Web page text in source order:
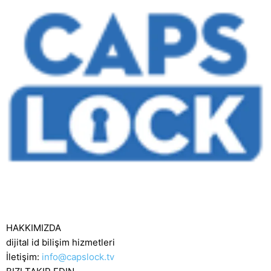
HAKKIMIZDA
dijital id bilişim hizmetleri
İletişim: info@capslock.tv